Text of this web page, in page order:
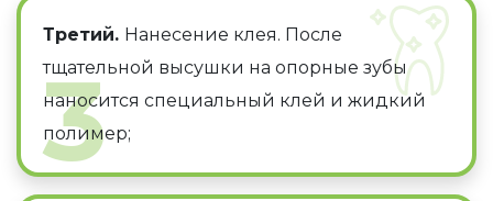
3
Третий. Нанесение клея. После
тщательной высушки на опорные зубы
наносится специальный клей и жидкий
полимер;